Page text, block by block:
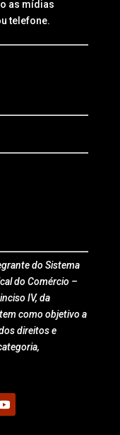
as mídias
telefone.
do Sistema
do Comércio –
IV, da
como objetivo a
direitos e